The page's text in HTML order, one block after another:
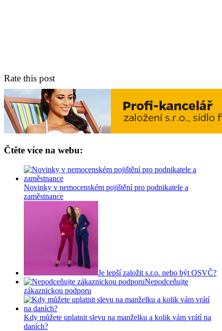
Rate this post
Čtěte více na webu:
Novinky v nemocenském pojištění pro podnikatele a
zaměstnance
Je lepší založit s.r.o. nebo být OSVČ?
Nepodceňujte
zákaznickou podporu
Kdy můžete uplatnit slevu na manželku a kolik vám vrátí na
daních?